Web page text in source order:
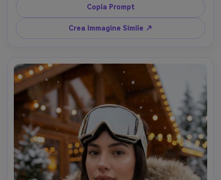
mentre lo sfondo resta blu freddo, vento che solleva
alcuni capelli, scatto con Sony A7IV, 85mm f/1.4,
profondità di campo ridotta, ritratto mezzo busto,
texture della pelle ultra-realistica e dettagli nitidi della
Copia Prompt
Crea Immagine Simile ↗